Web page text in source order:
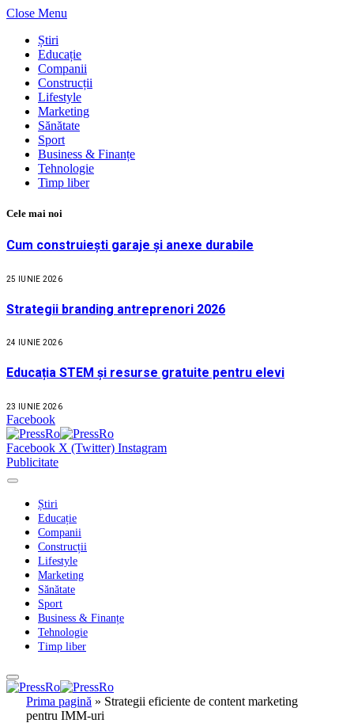
Close Menu
Știri
Educație
Companii
Construcții
Lifestyle
Marketing
Sănătate
Sport
Business & Finanțe
Tehnologie
Timp liber
Cele mai noi
Cum construiești garaje și anexe durabile
25 IUNIE 2026
Strategii branding antreprenori 2026
24 IUNIE 2026
Educația STEM și resurse gratuite pentru elevi
23 IUNIE 2026
Facebook
Facebook X (Twitter) Instagram
Publicitate
Știri
Educație
Companii
Construcții
Lifestyle
Marketing
Sănătate
Sport
Business & Finanțe
Tehnologie
Timp liber
Prima pagină » Strategii eficiente de content marketing
pentru IMM-uri